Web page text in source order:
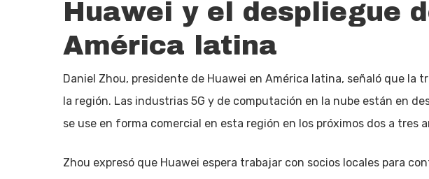
Huawei y el despliegue
América latina
Daniel Zhou, presidente de Huawei en América latina, señaló que la
la región. Las industrias 5G y de computación en la nube están en
se use en forma comercial en esta región en los próximos dos a tres
Zhou expresó que Huawei espera trabajar con socios locales para